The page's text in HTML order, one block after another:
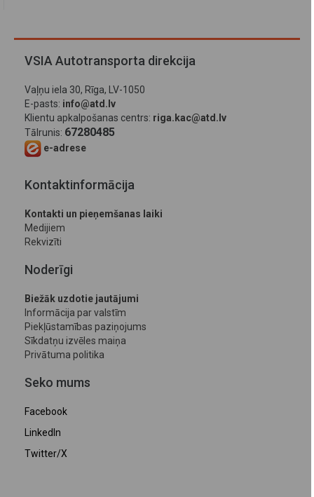
VSIA Autotransporta direkcija
Vaļņu iela 30, Rīga, LV-1050
E-pasts: info@atd.lv
Klientu apkalpošanas centrs: riga.kac@atd.lv
Tālrunis: 67280485
e-adrese
Kontaktinformācija
Kontakti un pieņemšanas laiki
Medijiem
Rekvizīti
Noderīgi
Biežāk uzdotie jautājumi
Informācija par valstīm
Piekļūstamības paziņojums
Sīkdatņu izvēles maiņa
Privātuma politika
Seko mums
Facebook
LinkedIn
Twitter/X